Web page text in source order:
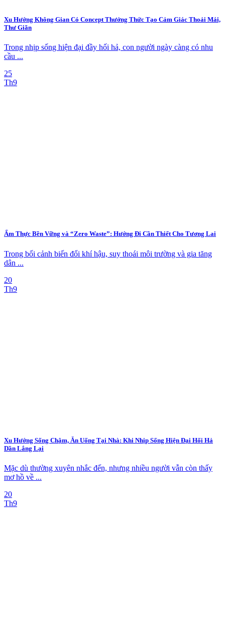
Xu Hướng Không Gian Có Concept Thưởng Thức Tạo Cảm Giác Thoải Mái,
Thư Giãn
Trong nhịp sống hiện đại đầy hối hả, con người ngày càng có nhu
cầu ...
25
Th9
Ẩm Thực Bền Vững và “Zero Waste”: Hướng Đi Cần Thiết Cho Tương Lai
Trong bối cảnh biến đổi khí hậu, suy thoái môi trường và gia tăng
dân ...
20
Th9
Xu Hướng Sống Chậm, Ăn Uống Tại Nhà: Khi Nhịp Sống Hiện Đại Hối Hả
Dần Lắng Lại
Mặc dù thường xuyên nhắc đến, nhưng nhiều người vẫn còn thấy
mơ hồ về ...
20
Th9